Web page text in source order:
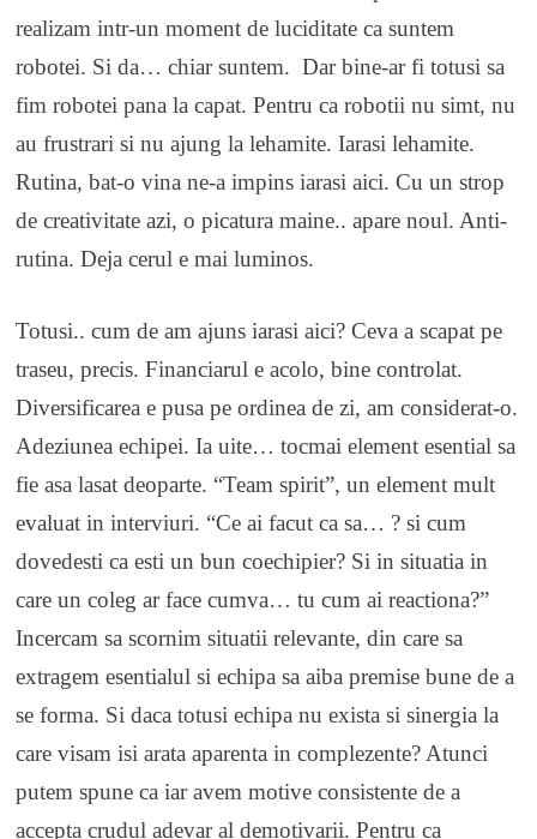
realizam intr-un moment de luciditate ca suntem
robotei. Si da… chiar suntem. Dar bine-ar fi totusi sa
fim robotei pana la capat. Pentru ca robotii nu simt, nu
au frustrari si nu ajung la lehamite. Iarasi lehamite.
Rutina, bat-o vina ne-a impins iarasi aici. Cu un strop
de creativitate azi, o picatura maine.. apare noul. Anti-
rutina. Deja cerul e mai luminos.
Totusi.. cum de am ajuns iarasi aici? Ceva a scapat pe
traseu, precis. Financiarul e acolo, bine controlat.
Diversificarea e pusa pe ordinea de zi, am considerat-o.
Adeziunea echipei. Ia uite… tocmai element esential sa
fie asa lasat deoparte. “Team spirit”, un element mult
evaluat in interviuri. “Ce ai facut ca sa… ? si cum
dovedesti ca esti un bun coechipier? Si in situatia in
care un coleg ar face cumva… tu cum ai reactiona?”
Incercam sa scornim situatii relevante, din care sa
extragem esentialul si echipa sa aiba premise bune de a
se forma. Si daca totusi echipa nu exista si sinergia la
care visam isi arata aparenta in complezente? Atunci
putem spune ca iar avem motive consistente de a
accepta crudul adevar al demotivarii. Pentru ca